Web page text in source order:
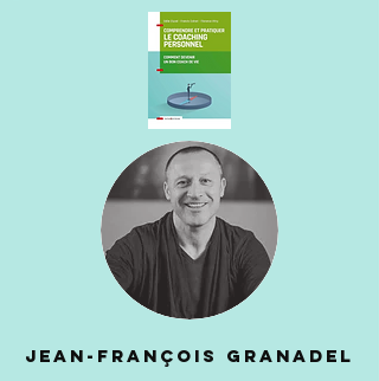
Jean-François Granadel